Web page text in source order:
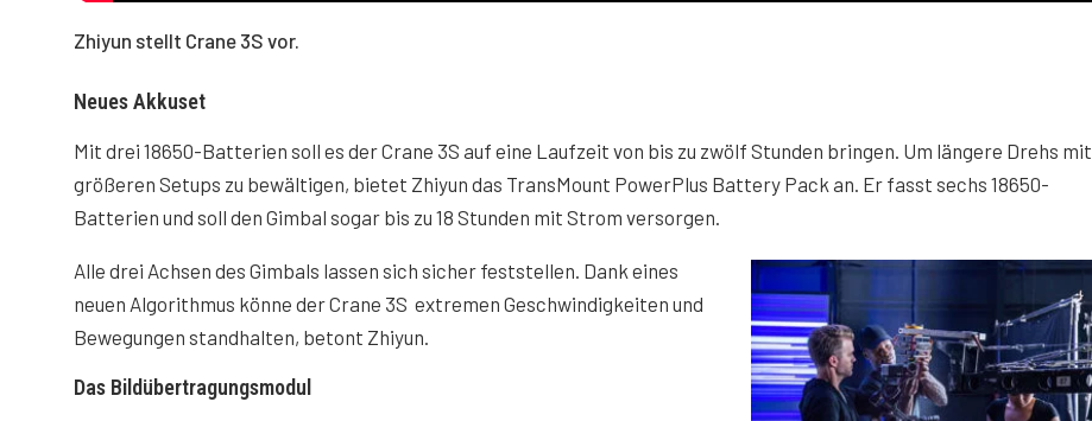
Zhiyun stellt Crane 3S vor.
Neues Akkuset
Mit drei 18650-Batterien soll es der Crane 3S auf eine Laufzeit von bis zu zwölf Stunden bringen. Um längere Drehs mit
größeren Setups zu bewältigen, bietet Zhiyun das TransMount PowerPlus Battery Pack an. Er fasst sechs 18650-
Batterien und soll den Gimbal sogar bis zu 18 Stunden mit Strom versorgen.
Alle drei Achsen des Gimbals lassen sich sicher feststellen. Dank eines
neuen Algorithmus könne der Crane 3S extremen Geschwindigkeiten und
Bewegungen standhalten, betont Zhiyun.
Das Bildübertragungsmodul